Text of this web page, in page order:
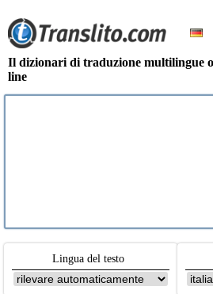
Il dizionari di traduzione multilingue
line
Lingua del testo